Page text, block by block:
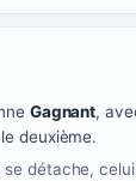
bleu roi
Gagnant,
deuxième.
se détache,